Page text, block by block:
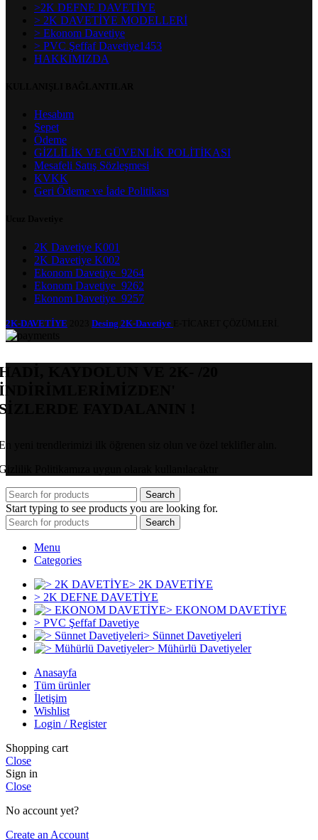
>2K DEFNE DAVETİYE
> 2K DAVETİYE MODELLERİ
> Ekonom Davetiye
> PVC Şeffaf Davetiye1453
HAKKIMIZDA
Hesabım
Sepet
Ödeme
GİZLİLİK VE GÜVENLİK POLİTİKASI
Mesafeli Satış Sözleşmesi
KVKK
Geri Ödeme ve İade Politikası
2K Davetiye K001
2K Davetiye K002
Ekonom Davetiye_9264
Ekonom Davetiye_9262
Ekonom Davetiye_9257
2K-DAVETİYE Desing 2K-Davetiye
KAYDOLUN VE 2K- /20
FAYDALANIN !
yeni trendlerimizi ilk öğrenen siz olun ve özel teklifler alın.
Politikamıza uygun olarak kullanılacaktır
Search
Start typing to see products you are looking for.
Search
Menu
Categories
> 2K DAVETİYE
> 2K DEFNE DAVETİYE
> EKONOM DAVETİYE
> PVC Şeffaf Davetiye
> Sünnet Davetiyeleri
> Mühürlü Davetiyeler
Anasayfa
Tüm ürünler
İletişim
Wishlist
Login / Register
Shopping cart
Close
Sign in
Close
No account yet?
Create an Account